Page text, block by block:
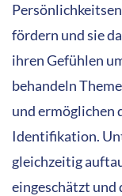
fördern und sie
ihren Gefühlen
behandeln
und ermöglichen
Identifikation.
gleichzeitig
eingeschätzt und